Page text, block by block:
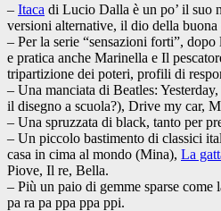
– Itaca di Lucio Dalla è un po’ il suo
versioni alternative, il dio della buona
– Per la serie “sensazioni forti”, dopo
e pratica anche Marinella e Il
tripartizione dei poteri, profili di
– Una manciata di Beatles:
il disegno a scuola?), Drive my car,
– Una spruzzata di black, tanto per
– Un piccolo bastimento di classici
casa in cima al mondo (Mina), La
Piove, Il re, Bella.
– Più un paio di gemme sparse come
pa ra pa ppa ppa ppi.